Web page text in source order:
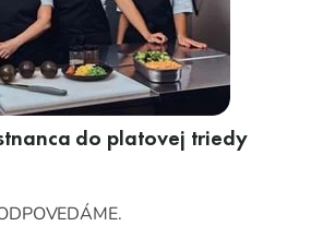
do platovej triedy